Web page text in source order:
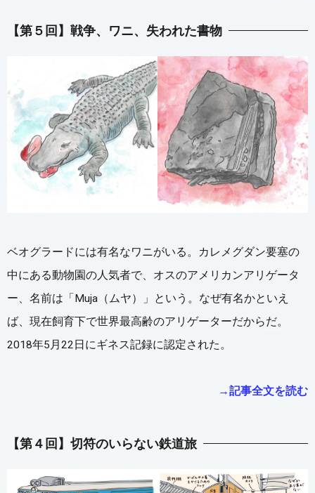
【第５回】 戦争、ワニ、失われた書物
ベオグラードには有名なワニがいる。カレメグダン要塞の
中にある動物園の人気者で、オスのアメリカンアリゲータ
ー、名前は「Muja（ムヤ）」という。なぜ有名かといえ
ば、現在飼育下で世界最高齢のアリゲーターだからだ。
2018年5月22日にギネス記録に認定された。
→記事全文を読む
【第４回】 切符のいらない鉄道旅